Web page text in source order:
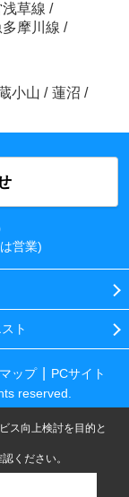
草線 /
摩川線 /
小山 / 蓮沼 /
営業)
ト
ップ
PCサイト
reserved.
ス向上検討を目的と
ください。